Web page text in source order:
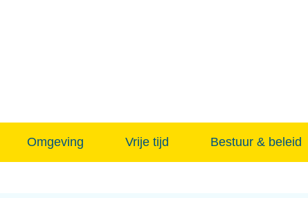
Omgeving Vrije tijd Bestuur & beleid